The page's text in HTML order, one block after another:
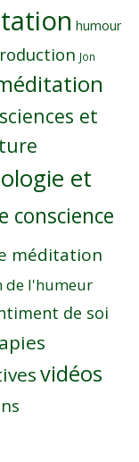
humour
Jon
et
et
conscience
méditation
de l'humeur
de soi
vidéos